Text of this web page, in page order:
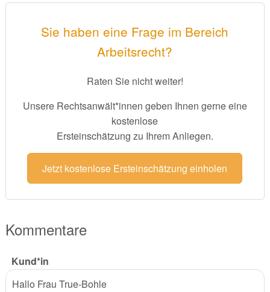
Sie haben eine Frage im Bereich
Arbeitsrecht?
Raten Sie nicht weiter!
Unsere Rechtsanwält*innen geben Ihnen gerne eine
kostenlose
Ersteinschätzung zu Ihrem Anliegen.
Jetzt kostenlose Ersteinschätzung einholen
Kommentare
Kund*in
Hallo Frau True-Bohle